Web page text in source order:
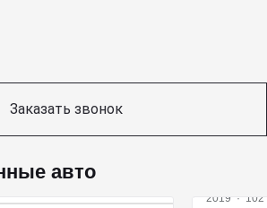
Заказать звонок
авто
2019 ·